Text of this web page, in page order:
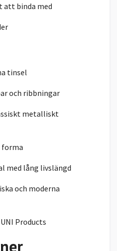
binda med
tinsel
och ribbningar
metalliskt
med lång livslängd
och moderna
Products